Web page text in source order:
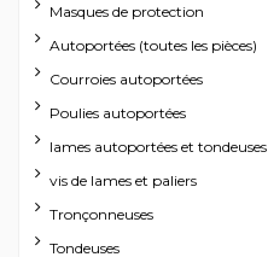
Masques de protection
Autoportées (toutes les pièces)
Courroies autoportées
Poulies autoportées
lames autoportées et tondeuses
vis de lames et paliers
Tronçonneuses
Tondeuses